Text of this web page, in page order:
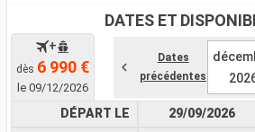
DATES ET
+
dès 6 990 €
le 09/12/2026
Dates
précédentes
DÉPART LE
29/09/2026